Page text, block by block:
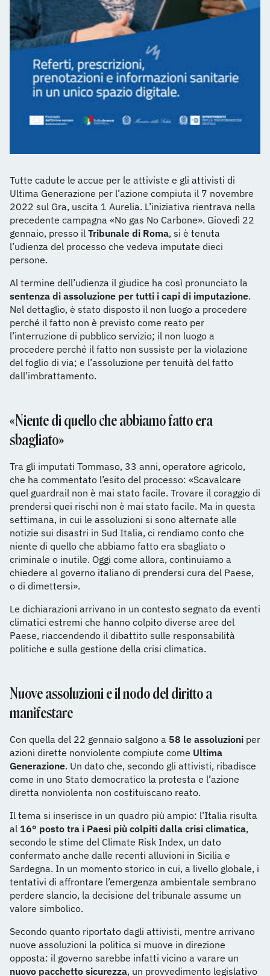
Tutte cadute le accue per le attiviste e gli attivisti di
Ultima Generazione per l’azione compiuta il 7 novembre
2022 sul Gra, uscita 1 Aurelia. L’iniziativa rientrava nella
precedente campagna «No gas No Carbone». Giovedì 22
gennaio, presso il Tribunale di Roma, si è tenuta
l’udienza del processo che vedeva imputate dieci
persone.
Al termine dell’udienza il giudice ha così pronunciato la
sentenza di assoluzione per tutti i capi di imputazione.
Nel dettaglio, è stato disposto il non luogo a procedere
perché il fatto non è previsto come reato per
l’interruzione di pubblico servizio; il non luogo a
procedere perché il fatto non sussiste per la violazione
del foglio di via; e l’assoluzione per tenuità del fatto
dall’imbrattamento.
«Niente di quello che abbiamo fatto era
sbagliato»
Tra gli imputati Tommaso, 33 anni, operatore agricolo,
che ha commentato l’esito del processo: «Scavalcare
quel guardrail non è mai stato facile. Trovare il coraggio di
prendersi quei rischi non è mai stato facile. Ma in questa
settimana, in cui le assoluzioni si sono alternate alle
notizie sui disastri in Sud Italia, ci rendiamo conto che
niente di quello che abbiamo fatto era sbagliato o
criminale o inutile. Oggi come allora, continuiamo a
chiedere al governo italiano di prendersi cura del Paese,
o di dimettersi».
Le dichiarazioni arrivano in un contesto segnato da eventi
climatici estremi che hanno colpito diverse aree del
Paese, riaccendendo il dibattito sulle responsabilità
politiche e sulla gestione della crisi climatica.
Nuove assoluzioni e il nodo del diritto a
manifestare
Con quella del 22 gennaio salgono a 58 le assoluzioni per
azioni dirette nonviolente compiute come Ultima
Generazione. Un dato che, secondo gli attivisti, ribadisce
come in uno Stato democratico la protesta e l’azione
diretta nonviolenta non costituiscano reato.
Il tema si inserisce in un quadro più ampio: l’Italia risulta
al 16° posto tra i Paesi più colpiti dalla crisi climatica,
secondo le stime del Climate Risk Index, un dato
confermato anche dalle recenti alluvioni in Sicilia e
Sardegna. In un momento storico in cui, a livello globale, i
tentativi di affrontare l’emergenza ambientale sembrano
perdere slancio, la decisione del tribunale assume un
valore simbolico.
Secondo quanto riportato dagli attivisti, mentre arrivano
nuove assoluzioni la politica si muove in direzione
opposta: il governo sarebbe infatti vicino a varare un
nuovo pacchetto sicurezza, un provvedimento legislativo